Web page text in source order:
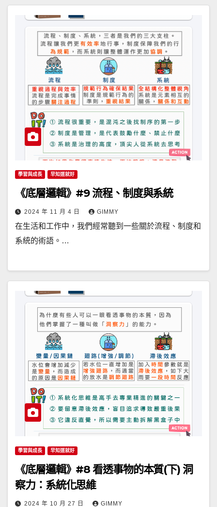
學習與成長 早知道就好
《底層邏輯》#9 流程、制度與系統
2024 年 11 月 4 日 GIMMY
在生活和工作中，我們經常聽到一些關於流程、制度和
系統的術語。…
學習與成長 早知道就好
《底層邏輯》#8 看透事物的本質(下) 洞
察力：系統化思維
2024 年 10 月 27 日 GIMMY